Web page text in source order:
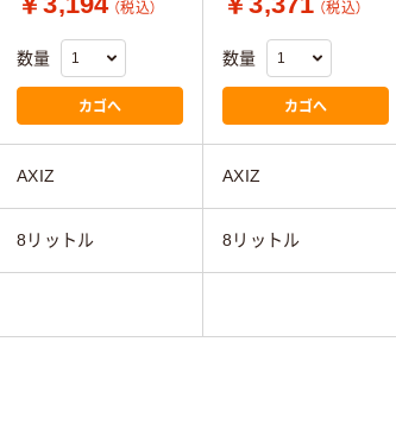
（税込）
数量
カゴへ
（税込）
数量
カゴへ
AXIZ AXIZ
8リットル 8リットル